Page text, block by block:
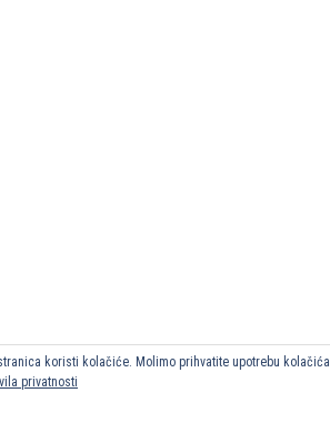
koristi kolačiće. Molimo prihvatite upotrebu
privatnosti